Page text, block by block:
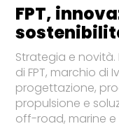
FPT,
Strategia e
di FPT, marchio
progettazione,
propulsione e
off-road, marine e